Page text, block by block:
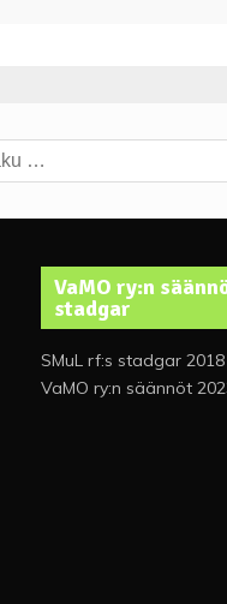
VaMO ry:n
stadgar
SMuL rf:s stadgar 2018
VaMO ry:n säännöt